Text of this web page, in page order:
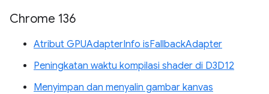
Chrome 136
Atribut GPUAdapterInfo isFallbackAdapter
Peningkatan waktu kompilasi shader di D3D12
Menyimpan dan menyalin gambar kanvas